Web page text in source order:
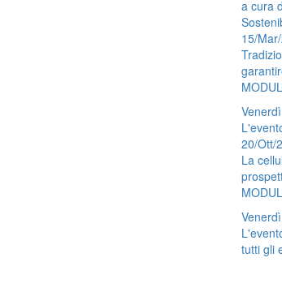
a cura
15/
20/Ott/
La
tutti gli